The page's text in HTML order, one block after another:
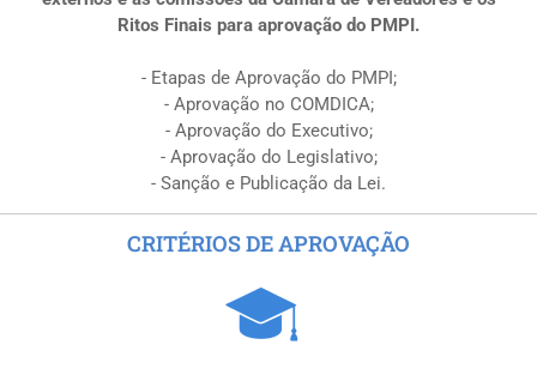
Ritos Finais para aprovação do PMPI.
- Etapas de Aprovação do PMPI;
- Aprovação no COMDICA;
- Aprovação do Executivo;
- Aprovação do Legislativo;
- Sanção e Publicação da Lei.
CRITÉRIOS DE APROVAÇÃO